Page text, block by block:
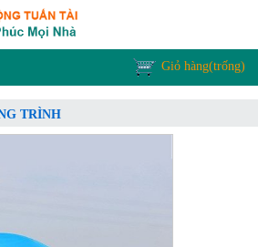
Giỏ hàng(trống)
TRÌNH